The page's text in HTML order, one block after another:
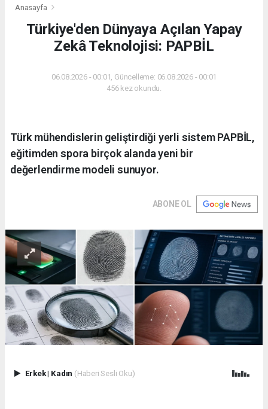
Anasayfa
Türkiye'den Dünyaya Açılan Yapay
Zekâ Teknolojisi: PAPBİL
06.08.2026 - 00:01, Güncelleme: 06.08.2026 - 00:01
456 kez okundu.
Türk mühendislerin geliştirdiği yerli sistem PAPBİL,
eğitimden spora birçok alanda yeni bir
değerlendirme modeli sunuyor.
ABONE OL
Erkek| Kadın (Haberi Sesli Oku)